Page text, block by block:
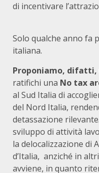
di incentivare
Solo qualche anno fa
italiana.
Proponiamo, difatti,
ratifichi una No tax
al Sud Italia di
del Nord Italia,
detassazione
sviluppo di attività
la delocalizzazione di
d’Italia, anziché in
avviene, in quanto